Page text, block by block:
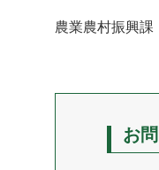
農業農村振興
お